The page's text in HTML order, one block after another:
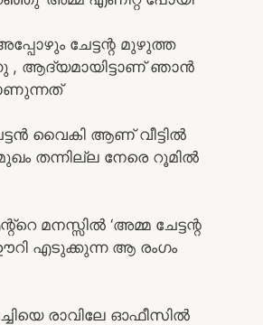
ചേട്ടന്റ മുഴുത്ത
, ആദ്യമായിട്ടാണ് ഞാൻ
വൈകി ആണ് വീട്ടിൽ
തന്നില്ല നേരെ റൂമിൽ
മനസ്സിൽ ‘അമ്മ ചേട്ടന്റ
എടുക്കുന്ന ആ രംഗം
രാവിലേ ഓഫീസിൽ